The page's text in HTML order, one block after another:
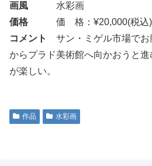
画風 水彩画
価格 価 格：¥20,000(税
コメント
サン・ミゲル市場でお
からプラド美術館へ向かおうと
が楽しい。
作品 水彩画